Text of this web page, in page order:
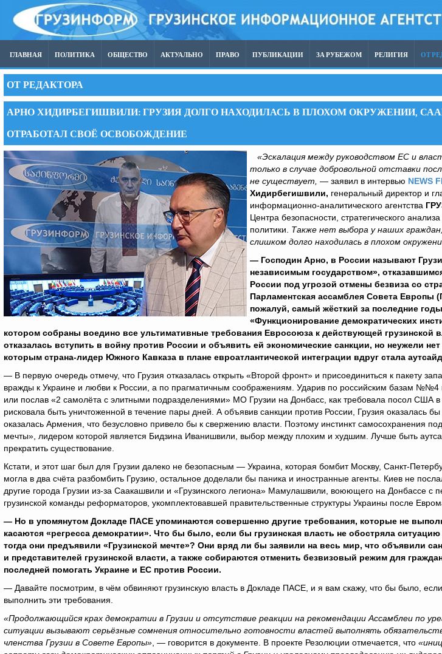
ГЛАВНАЯ ПОЛИТИКА ОБЩЕСТВО АКТУАЛЬНО ПРАВО ПУБЛИКАЦИИ ЗА РУБЕЖОМ РЕЛИГИЯ ОТ
ОТ РЕДАКТОРА
АРНО ХИДИРБЕГИШВИЛИ: ГРУЗИЯ ДОЛГО НАХОДИЛАСЬ В ПЛОХОМ ОКРУЖЕНИИ,
ОТРАБОТАЛ СВОЁ ОСВОБОЖДЕНИЕ
«Эскалация между руководством ЕС и
только в случае добровольной отставки
не существует, — заявил в интервью NEWS
Хидирбегишвили, генеральный директор и
информационно-аналитического агентства
Центра безопасности, стратегического
политики. Также нет выбора у наших
слишком долго находилась в плохом
— Господин Арно, в России называют
независимым государством»,
России под угрозой отмены безвиза со
Парламентская ассамблея Совета Европы
пожалуй, самый жёсткий за последние
«Функционирование демократических
котором собраны воедино все ультимативные требования Евросоюза к действующей грузинской
отказалась вступить в войну против России и объявить ей экономические санкции, но неужели
которым страна-лидер Южного Кавказа в плане евроатлантической интеграции вдруг стала
— В первую очередь отмечу, что Грузия отказалась открыть «Второй фронт» и присоединиться к пакету
вражды к Украине и любви к России, а по прагматичным соображениям. Ударив по российским базам №№4
или послав «2 самолёта с элитными подразделениями» МО Грузии на Донбасс, как требовала посол США в
рисковала быть уничтоженной в течение пары дней. А объявив санкции против России, Грузия оказалась
оказалась Армения, что безусловно привело бы к свержению власти. Поэтому инстинкт самосохранения
мечты», лидером которой является Бидзина Иванишвили, выбор между плохим и худшим. Лучше быть
прекратить существование.
Кстати, и этот шаг был для Грузии далеко не безопасным — Украина, которая бомбит Москву, Санкт-
могла в два счёта разбомбить Грузию, остальное доделали бы паника и иностранные агенты. Киев не
другие города Грузии из-за Саакашвили и «Грузинского легиона» Мамулашвили, воюющего на Донбассе с
грузинской команды реформаторов, укомплектовавшей правительственные структуры Украины после
— Но в упомянутом Докладе ПАСЕ упоминаются совершенно другие требования, которые не
касаются «регресса демократии». Что бы было, если бы грузинская власть не обостряла
тогда они предъявили «Грузинской мечте»? Они вряд ли бы заявили на весь мир, что объявили
и представителей грузинской власти, а также собираются отменить безвизовый режим для
последней помогать Украине и ЕС против России.
— Давайте посмотрим, в чём обвиняют грузинскую власть в Докладе ПАСЕ, и я вам скажу, что бы было,
выполнить эти требования.
«Продолжающийся крах демократии в Грузии и отсутствие реакции на рекомендации Ассамблеи по
ситуации вызывают серьёзные сомнения относительно готовности властей выполнять
членства Грузии в Совете Европы» , — говорится в документе. В проекте Резолюции отмечается, что